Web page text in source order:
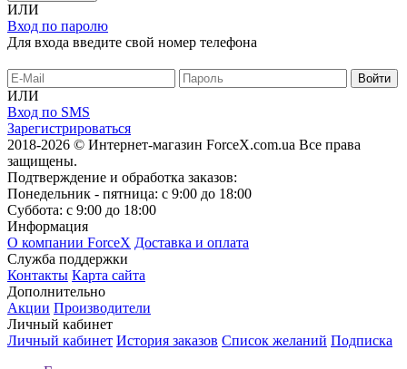
ИЛИ
Вход по паролю
Для входа введите свой номер телефона
ИЛИ
Вход по SMS
Зарегистрироваться
2018-2026 © Интернет-магазин ForceX.com.ua Все права
защищены.
Подтверждение и обработка заказов:
Понедельник - пятница: с 9:00 до 18:00
Суббота: с 9:00 до 18:00
Информация
О компании ForceX Доставка и оплата
Служба поддержки
Контакты Карта сайта
Дополнительно
Акции Производители
Личный кабинет
Личный кабинет История заказов Список желаний Подписка